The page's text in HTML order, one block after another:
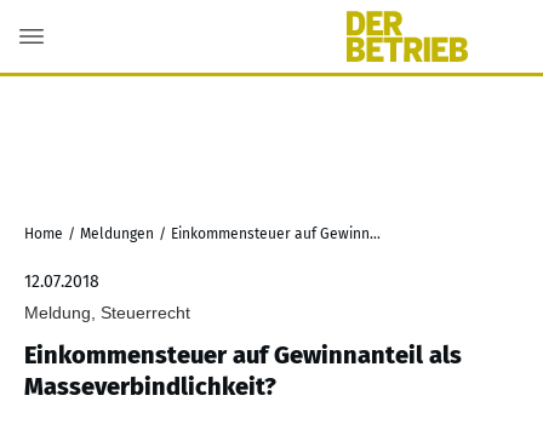
Home / Meldungen / Einkommensteuer auf Gewinnanteil als Masseverbindlichkeit?
12.07.2018
Meldung, Steuerrecht
Einkommensteuer auf Gewinnanteil als
Masseverbindlichkeit?